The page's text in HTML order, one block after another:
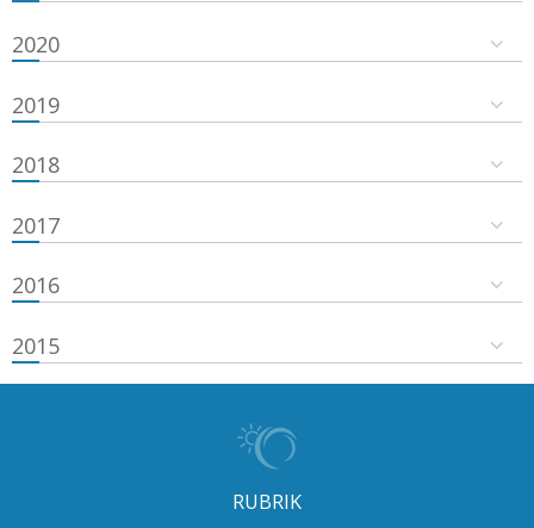
2020
2019
2018
2017
2016
2015
RUBRIK